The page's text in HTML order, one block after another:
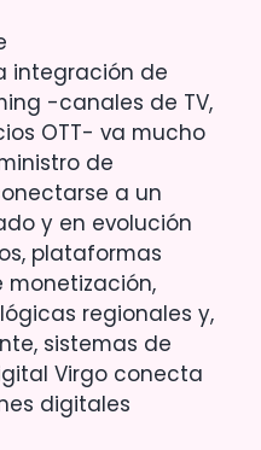
integración de
-canales de TV,
OTT- va mucho
de
a un
y en evolución
plataformas
monetización,
regionales y,
sistemas de
Virgo conecta
digitales